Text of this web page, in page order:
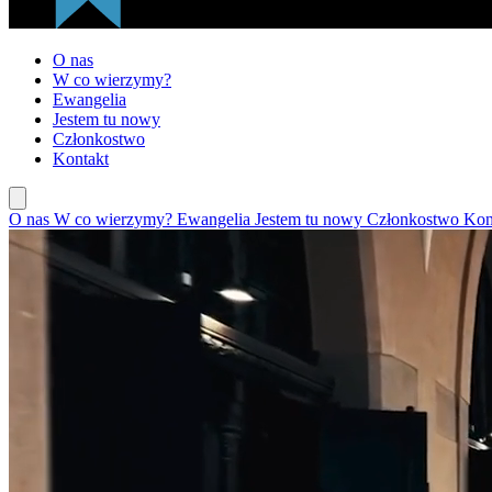
O nas
W co wierzymy?
Ewangelia
Jestem tu nowy
Członkostwo
Kontakt
O nas W co wierzymy? Ewangelia Jestem tu nowy Członkostwo